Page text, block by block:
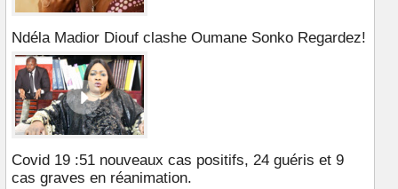
Ndéla Madior Diouf clashe Oumane Sonko Regardez!
Covid 19 :51 nouveaux cas positifs, 24 guéris et 9
cas graves en réanimation.